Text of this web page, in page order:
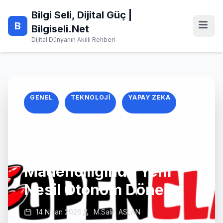
content
B
Bilgi Seli, Dijital Güç |
Bilgiseli.Net
Dijital Dünyanın Akıllı Rehberi
GENEL TEKNOLOJI YAPAY ZEKA
Madenciliğinde Yeni
Nesil Otonom Dönem
14 Nisan 2026 M.Salih ASLAN